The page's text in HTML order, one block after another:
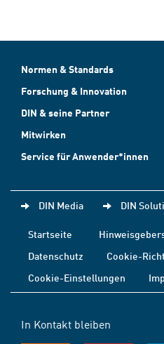
Normen & Standards
Forschung & Innovation
DIN & seine Partner
Mitwirken
Service für Anwender*innen
DIN Media DIN
Startseite
Datenschutz
Cookie-
Cookie-Einstellungen
In Kontakt bleiben